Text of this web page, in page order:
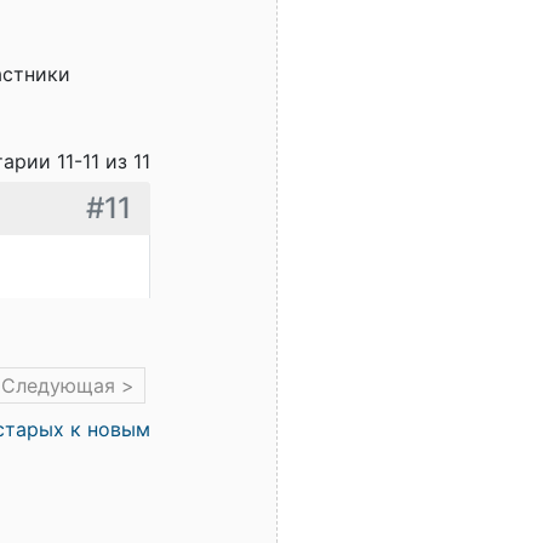
11-11 из 11
#11
Следующая >
к новым